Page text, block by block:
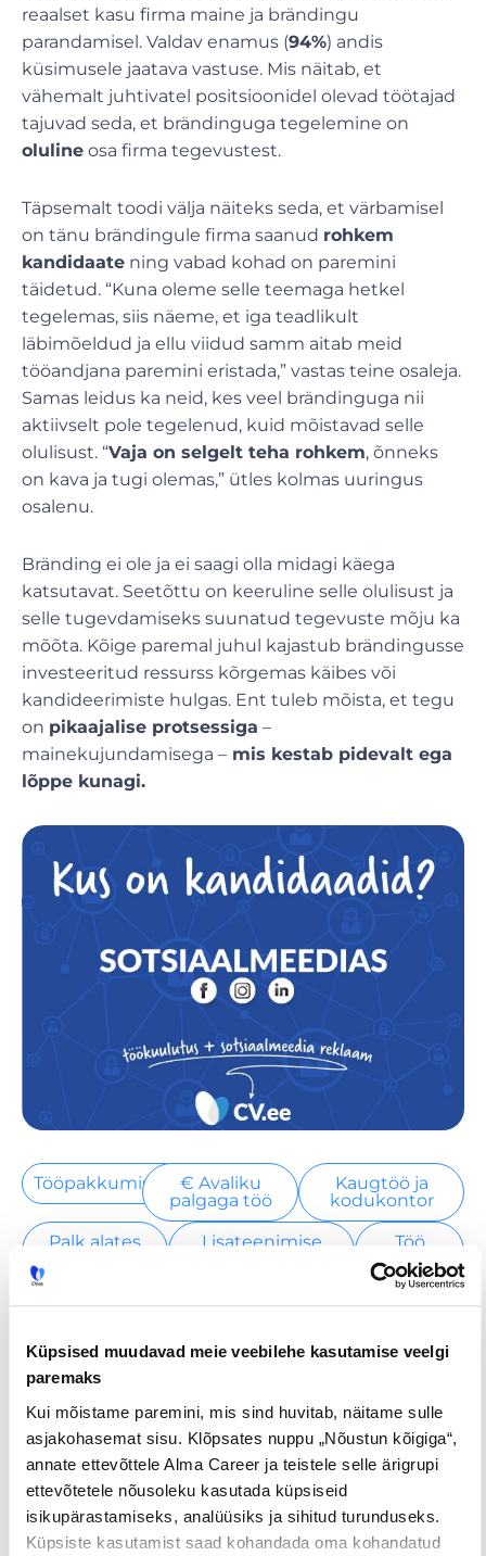
Küpsised muudavad meie veebilehe kasutamise veelgi
paremaks
Kui mõistame paremini, mis sind huvitab, näitame sulle
asjakohasemat sisu. Klõpsates nuppu „Nõustun kõigiga“,
annate ettevõttele Alma Career ja teistele selle ärigrupi
ettevõtetele nõusoleku kasutada küpsiseid
isikupärastamiseks, analüüsiks ja sihitud turunduseks.
Küpsiste kasutamist saad kohandada oma kohandatud
reaalset kasu firma maine ja brändingu
parandamisel. Valdav enamus (94%) andis
küsimusele jaatava vastuse. Mis näitab, et
vähemalt juhtivatel positsioonidel olevad töötajad
tajuvad seda, et brändinguga tegelemine on
oluline osa firma tegevustest.
Täpsemalt toodi välja näiteks seda, et värbamisel
on tänu brändingule firma saanud rohkem
kandidaate ning vabad kohad on paremini
täidetud. “Kuna oleme selle teemaga hetkel
tegelemas, siis näeme, et iga teadlikult
läbimõeldud ja ellu viidud samm aitab meid
tööandjana paremini eristada,” vastas teine osaleja.
Samas leidus ka neid, kes veel brändinguga nii
aktiivselt pole tegelenud, kuid mõistavad selle
olulisust. “Vaja on selgelt teha rohkem, õnneks
on kava ja tugi olemas,” ütles kolmas uuringus
osalenu.
Bränding ei ole ja ei saagi olla midagi käega
katsutavat. Seetõttu on keeruline selle olulisust ja
selle tugevdamiseks suunatud tegevuste mõju ka
mõõta. Kõige paremal juhul kajastub brändingusse
investeeritud ressurss kõrgemas käibes või
kandideerimiste hulgas. Ent tuleb mõista, et tegu
on pikaajalise protsessiga –
mainekujundamisega – mis kestab pidevalt ega
lõppe kunagi.
Tööpakkumised
€ Avaliku
palgaga töö
Kaugtöö ja
kodukontor
Palk alates
Lisateenimise
Töö
noortele
Jaga postitust
Prev
EELMINE JÄRGMINE